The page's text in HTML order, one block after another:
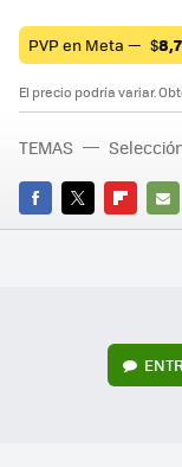
PVP en Meta — $
El precio podría variar.
FACEBOOK
TWITTER
E-
TEMAS